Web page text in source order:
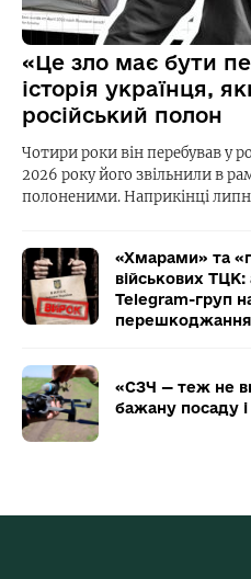
«Це зло має бути
історія українця,
російський полон
Чотири роки він перебував у
2026 року його звільнили в
полоненими. Наприкінці
«Хмарами» та
військових ТЦК:
Telegram-груп
«СЗЧ — теж не
бажану посаду і